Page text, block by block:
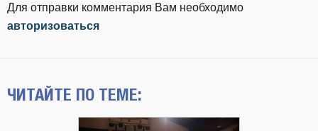
Для отправки комментария Вам необходимо
авторизоваться
ЧИТАЙТЕ ПО ТЕМЕ: